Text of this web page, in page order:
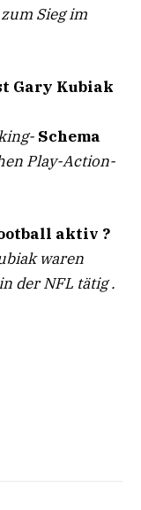
Sieg im
Gary Kubiak
Schema
Play-Action-
aktiv ?
waren
der NFL tätig .